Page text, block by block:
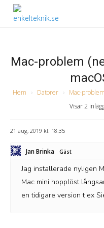
Mac-problem
Hem › Datorer ›
Mac-
Visar 2
21 aug, 2019 kl. 18:35
Jan Brinka Gäst
Jag installerade nyligen
Mac mini hopplöst
en tidigare version t ex